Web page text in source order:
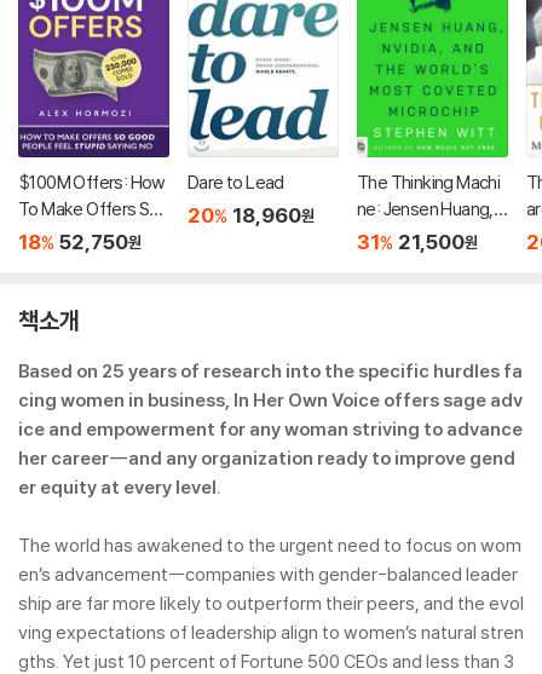
$100M Offers: How
To Make Offers So
Good People Feel S
18% 52,750원
Dare to Lead
20% 18,960원
The Thinking Machi
ne: Jensen Huang, N
vidia, and the Worl
31% 21,500원
책소개
Based on 25 years of research into the specific hurdles fa
cing women in business, In Her Own Voice offers sage adv
ice and empowerment for any woman striving to advance
her career--and any organization ready to improve gend
er equity at every level.
The world has awakened to the urgent need to focus on wom
en’s advancement--companies with gender-balanced leader
ship are far more likely to outperform their peers, and the evol
ving expectations of leadership align to women’s natural stren
gths. Yet just 10 percent of Fortune 500 CEOs and less than 3